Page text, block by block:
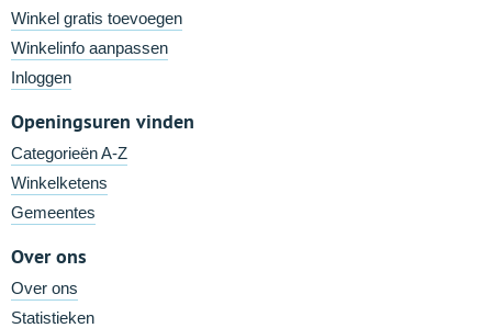
Winkel gratis toevoegen
Winkelinfo aanpassen
Inloggen
Openingsuren vinden
Categorieën A-Z
Winkelketens
Gemeentes
Over ons
Over ons
Statistieken